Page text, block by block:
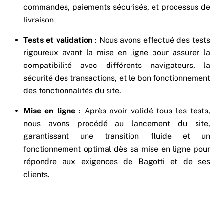
commandes, paiements sécurisés, et processus de
livraison.
Tests et validation: Nous avons effectué des tests
rigoureux avant la mise en ligne pour assurer la
compatibilité avec différents navigateurs, la
sécurité des transactions, et le bon fonctionnement
des fonctionnalités du site.
Mise en ligne: Après avoir validé tous les tests,
nous avons procédé au lancement du site,
garantissant une transition fluide et un
fonctionnement optimal dès sa mise en ligne pour
répondre aux exigences de Bagotti et de ses
clients.